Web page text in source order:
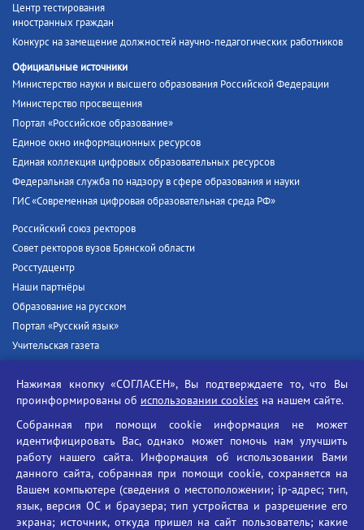
Центр тестирования
иностранных граждан
Конкурс на замещение должностей научно-педагогических работников
Официальные источники
Министерство науки и высшего образования Российской Федерации
Министерство просвещения
Портал «Российское образование»
Единое окно информационных ресурсов
Единая коллекция цифровых образовательных ресурсов
Федеральная служба по надзору в сфере образования и науки
ГИС «Современная цифровая образовательная среда РФ»
Российский союз ректоров
Совет ректоров вузов Брянской области
Росстудцентр
Наши партнёры
Образование на русском
Портал «Русский язык»
Учительская газета
Единый портал государственных услуг
Противодействие угрозам информационной безопасности
Социальные ролики - Генеральная прокуратура РФ
Противодействие коррупции
БГУ против наркотиков
Брянский государственный университет
Нажимая кнопку «СОГЛАСЕН», Вы подтверждаете то, что Вы
проинформированы об использовании cookies на нашем сайте.
Собранная при помощи cookie информация не может
идентифицировать Вас, однако может помочь нам улучшить
работу нашего сайта. Информация об использовании Вами
данного сайта, собранная при помощи cookie, сохраняется на
Вашем компьютере (сведения о местоположении; ip-адрес; тип,
язык, версия ОС и браузера; тип устройства и разрешение его
экрана; источник, откуда пришел на сайт пользователь; какие